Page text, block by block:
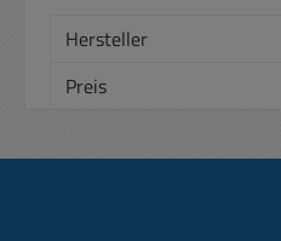
Hersteller
Preis